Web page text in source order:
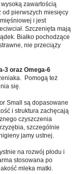
zawartością
od pierwszych miesięcy
i jest
Szczenięta mają
Białko pochodzące
nie przeciąży
3 oraz Omega-6
Pomogą też
się.
Small są dopasowane
i struktura zachęcają
czyszczenia
szczególnie
jamy ustnej.
na rozwój płodu i
stosowana po
mleka matki.